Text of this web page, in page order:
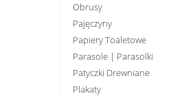
Obrusy
Pajęczyny
Papiery Toaletowe
Parasole | Parasolki
Patyczki Drewniane
Plakaty